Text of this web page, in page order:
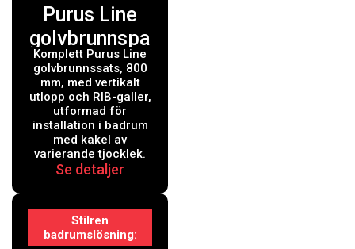
Purus Line
golvbrunnspa
ket 800 mm
vertikal
Komplett Purus Line
golvbrunnssats, 800
mm, med vertikalt
utlopp och RIB-galler,
utformad för
installation i badrum
med kakel av
varierande tjocklek.
Se detaljer
Stilren
badrumslösning